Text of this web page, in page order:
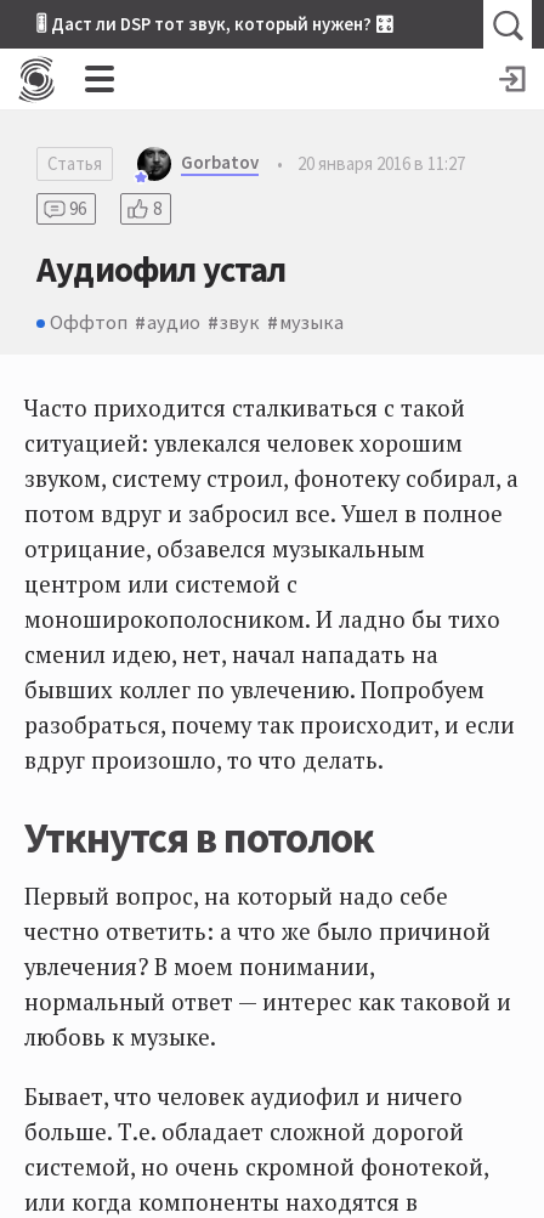
🎚 Даст ли DSP тот звук, который нужен? 🎛
Статья Gorbatov •
20 января 2016 в 11:27
96
8
Аудиофил устал
Оффтоп аудио звук музыка
Часто приходится сталкиваться с такой
ситуацией: увлекался человек хорошим
звуком, систему строил, фонотеку собирал, а
потом вдруг и забросил все. Ушел в полное
отрицание, обзавелся музыкальным
центром или системой с
моноширокополосником. И ладно бы тихо
сменил идею, нет, начал нападать на
бывших коллег по увлечению. Попробуем
разобраться, почему так происходит, и если
вдруг произошло, то что делать.
Уткнутся в потолок
Первый вопрос, на который надо себе
честно ответить: а что же было причиной
увлечения? В моем понимании,
нормальный ответ — интерес как таковой и
любовь к музыке.
Бывает, что человек аудиофил и ничего
больше. Т.е. обладает сложной дорогой
системой, но очень скромной фонотекой,
или когда компоненты находятся в